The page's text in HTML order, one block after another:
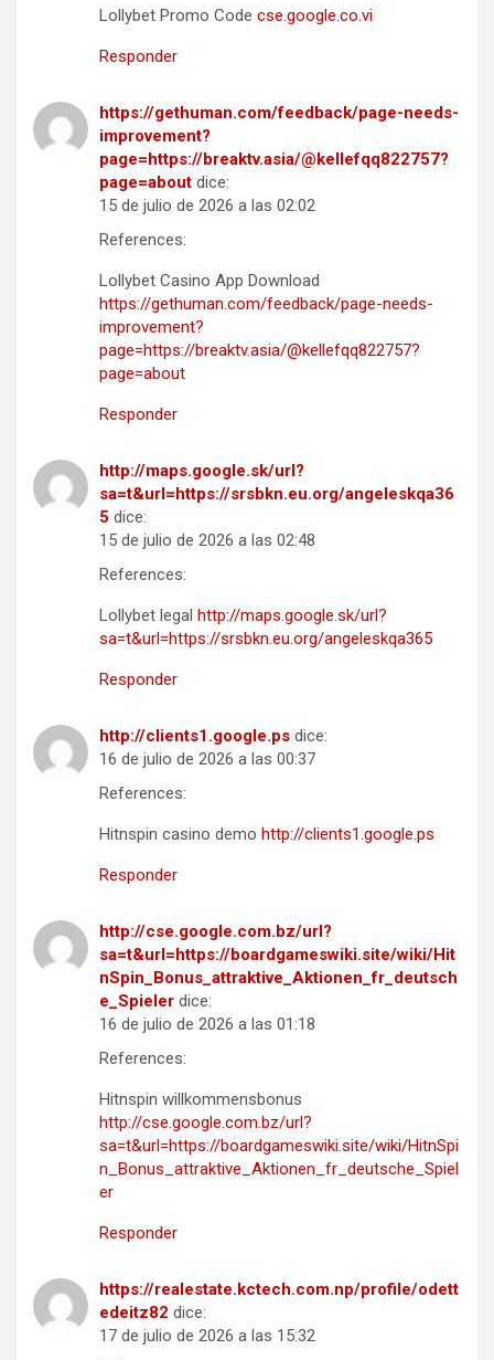
Lollybet Promo Code cse.google.co.vi
Responder
https://gethuman.com/feedback/page-needs-
improvement?
page=https://breaktv.asia/@kellefqq822757?
page=about dice:
15 de julio de 2026 a las 02:02
References:
Lollybet Casino App Download
https://gethuman.com/feedback/page-needs-
improvement?
page=https://breaktv.asia/@kellefqq822757?
page=about
Responder
http://maps.google.sk/url?
sa=t&url=https://srsbkn.eu.org/angeleskqa36
5 dice:
15 de julio de 2026 a las 02:48
References:
Lollybet legal http://maps.google.sk/url?
sa=t&url=https://srsbkn.eu.org/angeleskqa365
Responder
http://clients1.google.ps dice:
16 de julio de 2026 a las 00:37
References:
Hitnspin casino demo http://clients1.google.ps
Responder
http://cse.google.com.bz/url?
sa=t&url=https://boardgameswiki.site/wiki/Hit
nSpin_Bonus_attraktive_Aktionen_fr_deutsch
e_Spieler dice:
16 de julio de 2026 a las 01:18
References:
Hitnspin willkommensbonus
http://cse.google.com.bz/url?
sa=t&url=https://boardgameswiki.site/wiki/HitnSpi
n_Bonus_attraktive_Aktionen_fr_deutsche_Spiel
er
Responder
https://realestate.kctech.com.np/profile/odett
edeitz82 dice:
17 de julio de 2026 a las 15:32